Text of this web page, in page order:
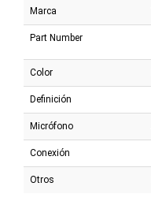
Marca
Part Number
Color
Definición
Micrófono
Conexión
Otros